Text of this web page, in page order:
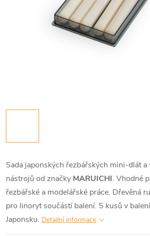
Sada japonských řezbářských mini-dlát a
nástrojů od značky MARUICHI. Vhodné
řezbářské a modelářské práce. Dřevěná
pro linoryt součástí balení. 5 kusů v
Japonsku. Detailní informace